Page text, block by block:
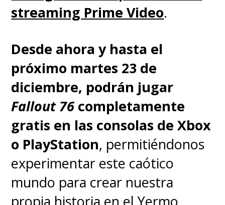
presentaciones son todo un
streaming Prime Video.
Desde ahora y hasta el
próximo martes 23 de
diciembre, podrán jugar
Fallout 76 completamente
gratis en las consolas de Xbox
o PlayStation, permitiéndonos
experimentar este caótico
mundo para crear nuestra